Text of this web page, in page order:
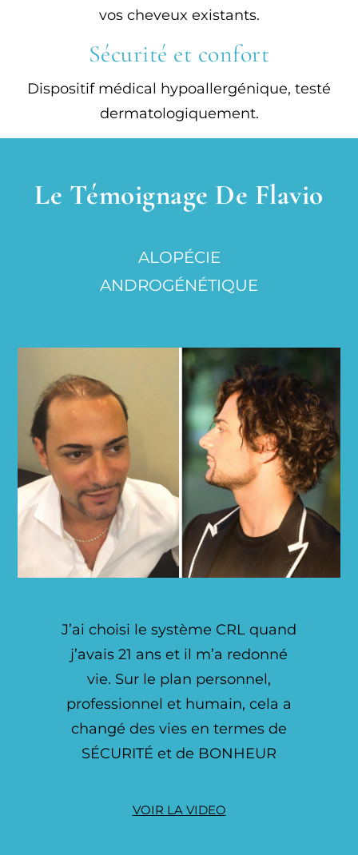
vos cheveux existants.
Sécurité et confort
Dispositif médical hypoallergénique, testé
dermatologiquement.
Le Témoignage De Flavio
ALOPÉCIE
ANDROGÉNÉTIQUE
J’ai choisi le système CRL quand
j’avais 21 ans et il m’a redonné
vie. Sur le plan personnel,
professionnel et humain, cela a
changé des vies en termes de
SÉCURITÉ et de BONHEUR
VOIR LA VIDEO